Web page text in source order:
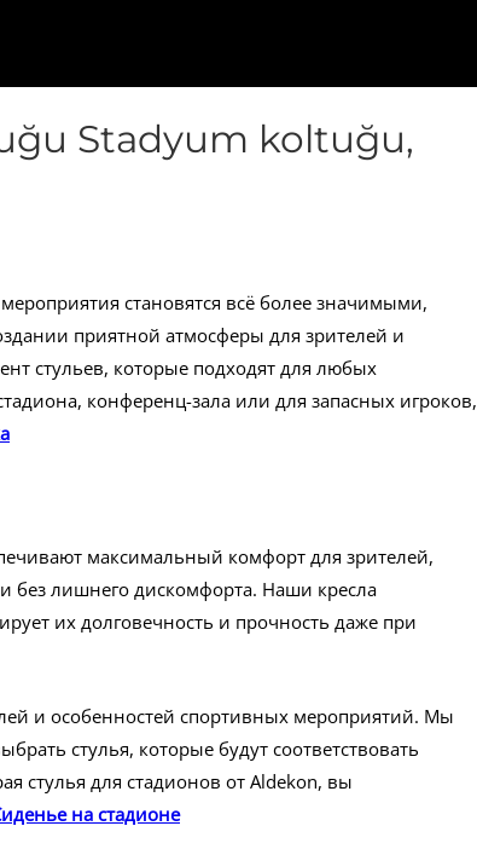
Stadyum koltuğu,
становятся всё более значимыми,
приятной атмосферы для зрителей и
стульев, которые подходят для любых
конференц-зала или для запасных игроков,
максимальный комфорт для зрителей,
без лишнего дискомфорта. Наши кресла
их долговечность и прочность даже при
и особенностей спортивных мероприятий. Мы
стулья, которые будут соответствовать
для стадионов от Aldekon, вы
на стадионе